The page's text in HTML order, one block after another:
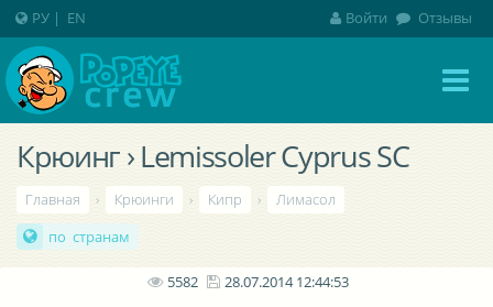
Крюинг › Lemissoler Cyprus SC
Главная › Крюинги › Кипр ›
Лимасол
по странам
5582 28.07.2014 12:44:53
РУ | EN Войти Отзывы